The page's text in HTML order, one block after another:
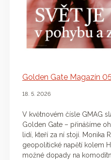
Golden Gate Magazín
18. 5. 2026
V květnovém čísle GMAG
Golden Gate – přinášíme
lidí, kteří za ní stojí. Monika
geopolitické napětí kolem
možné dopady na